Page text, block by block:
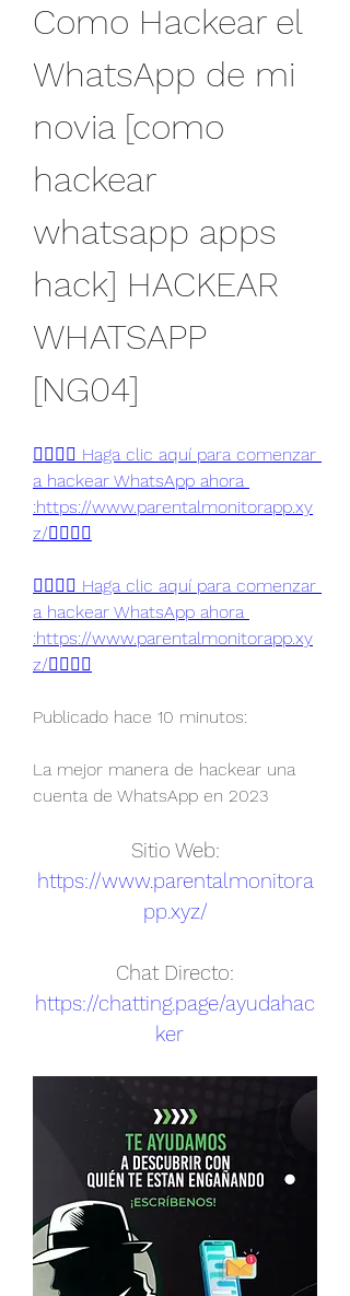
Como Hackear el
WhatsApp de mi
novia [como
hackear
whatsapp apps
hack] HACKEAR
WHATSAPP
[NG04]
👉🏻👉🏻 Haga clic aquí para comenzar
a hackear WhatsApp ahora
:https://www.parentalmonitorapp.xy
z/👈🏻👈🏻
👉🏻👉🏻 Haga clic aquí para comenzar
a hackear WhatsApp ahora
:https://www.parentalmonitorapp.xy
z/👈🏻👈🏻
Publicado hace 10 minutos:
La mejor manera de hackear una
cuenta de WhatsApp en 2023
Sitio Web:
https://www.parentalmonitora
pp.xyz/
Chat Directo:
https://chatting.page/ayudahac
ker